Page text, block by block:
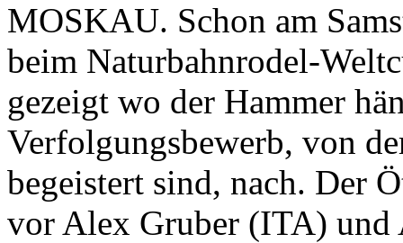
MOSKAU. Schon am
beim Naturbahnrodel-
gezeigt wo der Hammer
Verfolgungsbewerb, von
begeistert sind, nach. Der
vor Alex Gruber (ITA) und